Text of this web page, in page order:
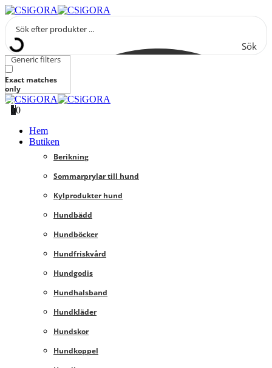
Sök
Generic filters
Exact matches
only
00
Hem
Butiken
Berikning
Sommarprylar till hund
Kylprodukter hund
Hundbädd
Hundböcker
Hundfriskvård
Hundgodis
Hundhalsband
Hundkläder
Hundskor
Hundkoppel